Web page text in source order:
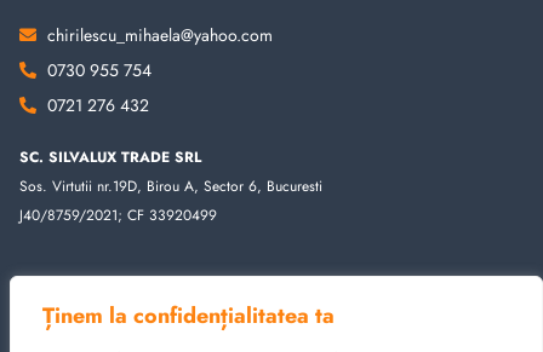
Ținem la confidențialitatea ta
chirilescu_mihaela@yahoo.com
0730 955 754
0721 276 432
SC. SILVALUX TRADE SRL
Sos. Virtutii nr.19D, Birou A, Sector 6, Bucuresti
J40/8759/2021; CF 33920499